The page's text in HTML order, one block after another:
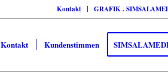
Kontakt GRAFIK .
Kontakt Kundenstimmen